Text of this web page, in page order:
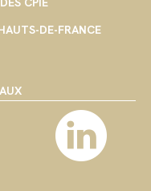
DE-FRANCE